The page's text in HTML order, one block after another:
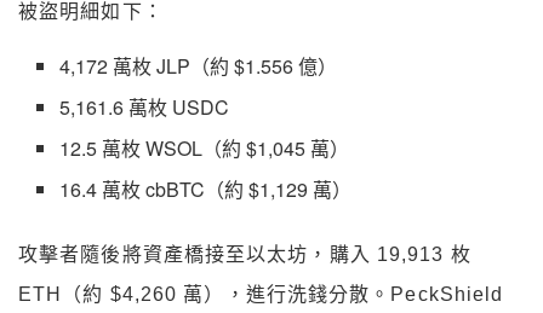
被盜明細如下：
4,172 萬枚 JLP（約 $1.556 億）
5,161.6 萬枚 USDC
12.5 萬枚 WSOL（約 $1,045 萬）
16.4 萬枚 cbBTC（約 $1,129 萬）
攻擊者隨後將資產橋接至以太坊，購入 19,913 枚
ETH（約 $4,260 萬），進行洗錢分散。PeckShield